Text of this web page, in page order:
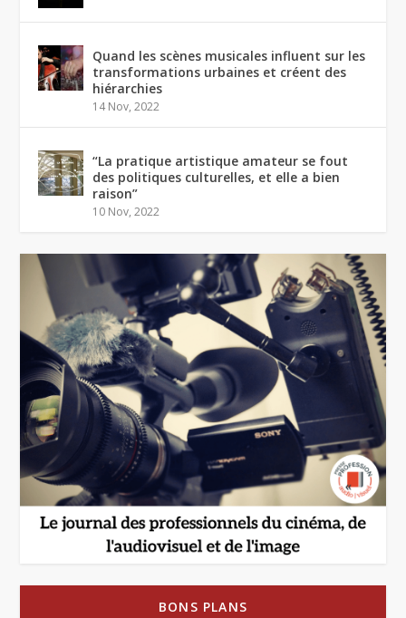
Quand les scènes musicales influent sur les
transformations urbaines et créent des
hiérarchies
14 Nov, 2022
“La pratique artistique amateur se fout
des politiques culturelles, et elle a bien
raison”
10 Nov, 2022
BONS PLANS